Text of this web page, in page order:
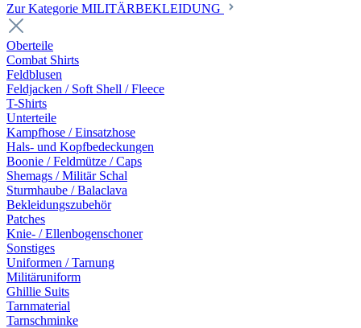
Zur Kategorie MILITÄRBEKLEIDUNG
Oberteile
Combat Shirts
Feldblusen
Feldjacken / Soft Shell / Fleece
T-Shirts
Unterteile
Kampfhose / Einsatzhose
Hals- und Kopfbedeckungen
Boonie / Feldmütze / Caps
Shemags / Militär Schal
Sturmhaube / Balaclava
Bekleidungszubehör
Patches
Knie- / Ellenbogenschoner
Sonstiges
Uniformen / Tarnung
Militäruniform
Ghillie Suits
Tarnmaterial
Tarnschminke